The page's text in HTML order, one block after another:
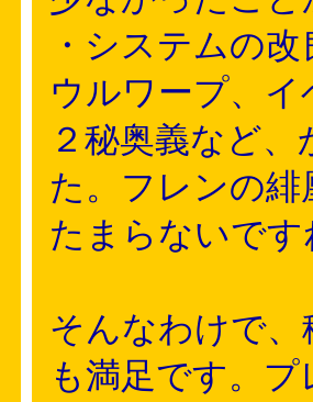
・システムの
ウルワープ、
２秘奥義など
た。フレンの
たまらないです
そんなわけで
も満足です。